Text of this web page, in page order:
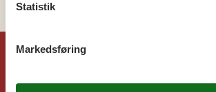
Dansk-
Statistik
Markedsføring